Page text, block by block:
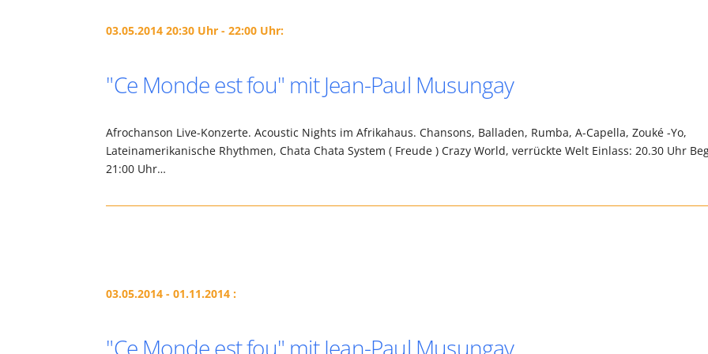
03.05.2014 20:30 Uhr - 22:00 Uhr:
"Ce Monde est fou" mit Jean-Paul Musungay
Afrochanson Live-Konzerte. Acoustic Nights im Afrikahaus. Chansons, Balladen, Rumba, A-Capella, Zouké -Yo,
Lateinamerikanische Rhythmen, Chata Chata System ( Freude ) Crazy World, verrückte Welt Einlass: 20.30 Uhr
21:00 Uhr…
03.05.2014 - 01.11.2014 :
"Ce Monde est fou" mit Jean-Paul Musungay